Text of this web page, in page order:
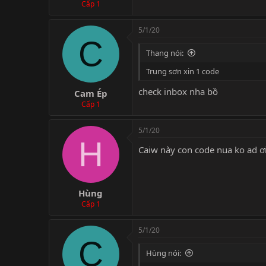
Cấp 1
C
Cam Ép
Cấp 1
5/1/20
Thang nói:
Trung sơn xin 1 code
check inbox nha bồ
H
Hùng
Cấp 1
5/1/20
Caiw này con code nua ko ad
C
5/1/20
Hùng nói: